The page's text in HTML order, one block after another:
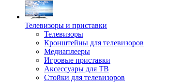
Телевизоры и приставки
Телевизоры
Кронштейны для телевизоров
Медиаплееры
Игровые приставки
Аксессуары для ТВ
Стойки для телевизоров